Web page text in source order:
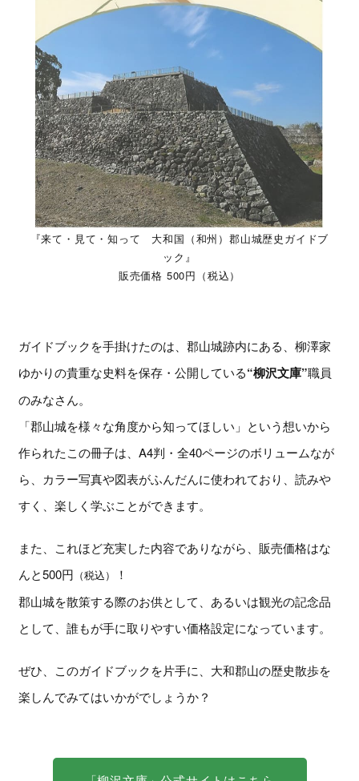
『来て・見て・知って 大和国（和州）郡山城歴史ガイドブ
ック』
販売価格 500円（税込）
ガイドブックを手掛けたのは、郡山城跡内にある、柳澤家
ゆかりの貴重な史料を保存・公開している“柳沢文庫”職員
のみなさん。
「郡山城を様々な角度から知ってほしい」という想いから
作られたこの冊子は、A4判・全40ページのボリュームなが
ら、カラー写真や図表がふんだんに使われており、読みや
すく、楽しく学ぶことができます。
また、これほど充実した内容でありながら、販売価格はな
んと500円 （税込）
！
郡山城を散策する際のお供として、あるいは観光の記念品
として、誰もが手に取りやすい価格設定になっています。
ぜひ、このガイドブックを片手に、大和郡山の歴史散歩を
楽しんでみてはいかがでしょうか？